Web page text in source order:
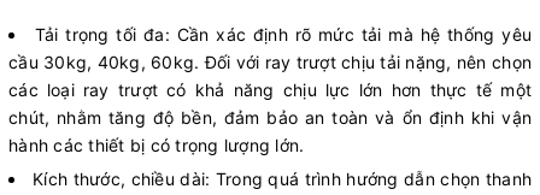
Tải trọng tối đa: Cần xác định rõ mức tải mà hệ thống yêu
cầu 30kg, 40kg, 60kg. Đối với ray trượt chịu tải nặng, nên chọn
các loại ray trượt có khả năng chịu lực lớn hơn thực tế một
chút, nhằm tăng độ bền, đảm bảo an toàn và ổn định khi vận
hành các thiết bị có trọng lượng lớn.
Kích thước, chiều dài: Trong quá trình hướng dẫn chọn thanh